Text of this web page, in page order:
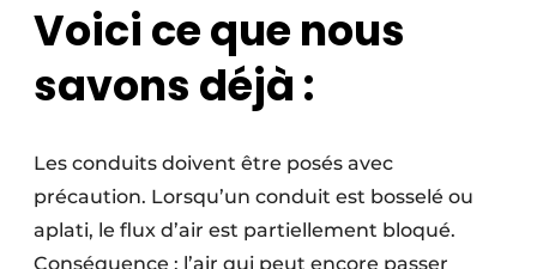
Voici ce que nous
savons déjà :
Les conduits doivent être posés avec
précaution. Lorsqu’un conduit est bosselé ou
aplati, le flux d’air est partiellement bloqué.
Conséquence : l’air qui peut encore passer